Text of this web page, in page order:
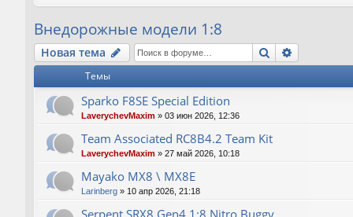
иВнедорожные модели 1:8
Новая тема Поиск
Темы
Sparko F8SE Special Edition
LaverychevMaxim » 03 июн 2026, 12:36
Team Associated RC8B4.2 Team Kit
LaverychevMaxim » 27 май 2026, 10:18
Mayako MX8 \ MX8E
Larinberg » 10 апр 2026, 21:18